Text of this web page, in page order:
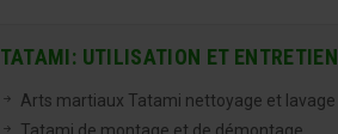
TATAMI: UTILISATION ET ENTRETIEN
Arts martiaux Tatami nettoyage et lavage